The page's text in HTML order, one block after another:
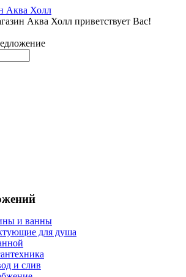
Аква Холл приветствует Вас!
и ванны
для душа
и слив